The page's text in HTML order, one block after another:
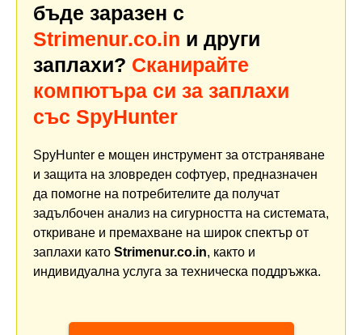
бъде заразен с
Strimenur.co.in и други
заплахи? Сканирайте
компютъра си за заплахи
със SpyHunter
SpyHunter е мощен инструмент за отстраняване
и защита на зловреден софтуер, предназначен
да помогне на потребителите да получат
задълбочен анализ на сигурността на системата,
откриване и премахване на широк спектър от
заплахи като Strimenur.co.in, както и
индивидуална услуга за техническа поддръжка.